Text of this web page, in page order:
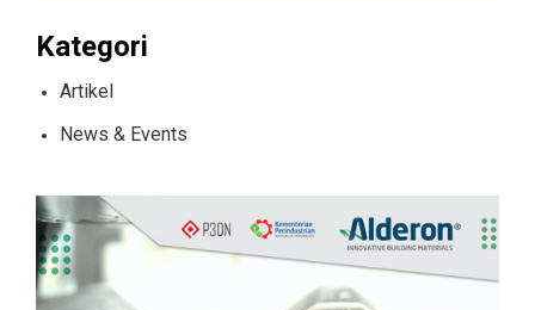
Kategori
Artikel
News & Events